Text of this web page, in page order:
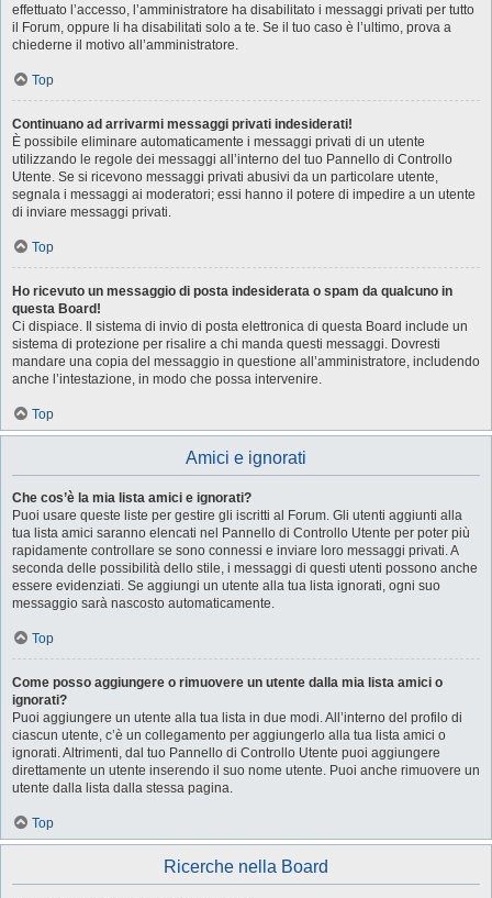
effettuato l’accesso, l’amministratore ha disabilitato i messaggi privati per tutto
il Forum, oppure li ha disabilitati solo a te. Se il tuo caso è l’ultimo, prova a
chiederne il motivo all’amministratore.
Top
Continuano ad arrivarmi messaggi privati indesiderati!
È possibile eliminare automaticamente i messaggi privati ​​di un utente
utilizzando le regole dei messaggi all’interno del tuo Pannello di Controllo
Utente. Se si ricevono messaggi privati ​​abusivi da un particolare utente,
segnala i messaggi ai moderatori; essi hanno il potere di impedire a un utente
di inviare messaggi privati​​.
Top
Ho ricevuto un messaggio di posta indesiderata o spam da qualcuno in
questa Board!
Ci dispiace. Il sistema di invio di posta elettronica di questa Board include un
sistema di protezione per risalire a chi manda questi messaggi. Dovresti
mandare una copia del messaggio in questione all’amministratore, includendo
anche l’intestazione, in modo che possa intervenire.
Top
Amici e ignorati
Che cos’è la mia lista amici e ignorati?
Puoi usare queste liste per gestire gli iscritti al Forum. Gli utenti aggiunti alla
tua lista amici saranno elencati nel Pannello di Controllo Utente per poter più
rapidamente controllare se sono connessi e inviare loro messaggi privati. A
seconda delle possibilità dello stile, i messaggi di questi utenti possono anche
essere evidenziati. Se aggiungi un utente alla tua lista ignorati, ogni suo
messaggio sarà nascosto automaticamente.
Top
Come posso aggiungere o rimuovere un utente dalla mia lista amici o
ignorati?
Puoi aggiungere un utente alla tua lista in due modi. All’interno del profilo di
ciascun utente, c’è un collegamento per aggiungerlo alla tua lista amici o
ignorati. Altrimenti, dal tuo Pannello di Controllo Utente puoi aggiungere
direttamente un utente inserendo il suo nome utente. Puoi anche rimuovere un
utente dalla lista dalla stessa pagina.
Top
Ricerche nella Board